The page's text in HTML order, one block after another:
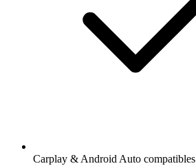
Carplay & Android Auto compatibles